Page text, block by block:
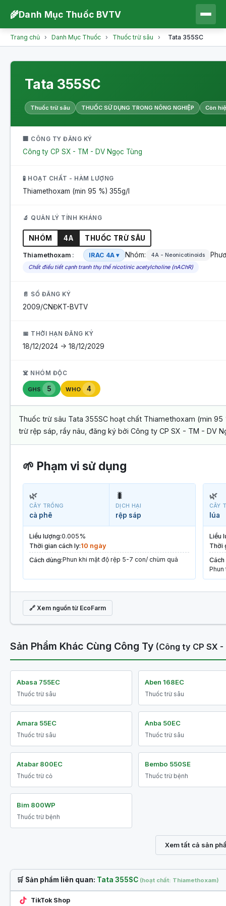
🌾Danh Mục Thuốc BVTV
Trang chủ › Danh Mục Thuốc › Thuốc trừ sâu › Tata 355SC
Tata 355SC
Thuốc trừ sâu THUỐC SỬ DỤNG TRONG NÔNG NGHIỆP Còn
🏢 CÔNG TY ĐĂNG KÝ
Công ty CP SX - TM - DV Ngọc Tùng
🧪 HOẠT CHẤT - HÀM LƯỢNG
Thiamethoxam (min 95 %) 355g/l
🔬 QUẢN LÝ TÍNH KHÁNG
NHÓM 4A THUỐC TRỪ SÂU
Thiamethoxam IRAC 4A ▾ Nhóm: 4A - Neonicotinoids
Chất điều tiết cạnh tranh thụ thể nicotinic acetylcholine (nAChR)
📄 SỐ ĐĂNG KÝ
2009/CNĐKT-BVTV
📅 THỜI HẠN ĐĂNG KÝ
18/12/2024 -> 18/12/2029
☠️ NHÓM ĐỘC
GHS 5 WHO 4
Thuốc trừ sâu Tata 355SC hoạt chất Thiamethoxam (min
trừ rệp sáp, rầy nâu, đăng ký bởi Công ty CP SX - TM - DV
🌱 Phạm vi sử dụng
🌿
CÂY TRỒNG
cà phê
🐛
DỊCH HẠI
rệp sáp
Liều lượng:0.005%
Thời gian cách ly:10 ngày
Cách dùng:Phun khi mật độ rệp 5-7 con/ chùm quả
🌿
CÂY
lúa
Liều
Thời
Cách
🔗 Xem nguồn từ EcoFarm
Sản Phẩm Khác Cùng Công Ty (Công ty CP SX
Abasa 755EC
Thuốc trừ sâu
Aben 168EC
Thuốc trừ sâu
Amara 55EC
Thuốc trừ sâu
Anba 50EC
Thuốc trừ sâu
Atabar 800EC
Thuốc trừ cỏ
Bembo 550SE
Thuốc trừ bệnh
Bim 800WP
Thuốc trừ bệnh
Xem tất cả sản
🛒 Sản phẩm liên quan: Tata 355SC (hoạt chất: Thiamethoxam)
TikTok Shop